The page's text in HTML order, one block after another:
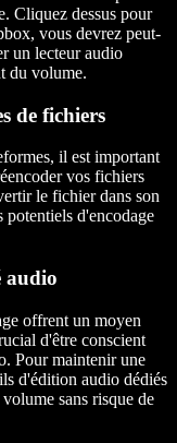
Cliquez dessus pour
vous devrez peut-
un lecteur audio
du volume.
de fichiers
il est important
vos fichiers
le fichier dans son
d'encodage
audio
offrent un moyen
d'être conscient
Pour maintenir une
d'édition audio dédiés
sans risque de